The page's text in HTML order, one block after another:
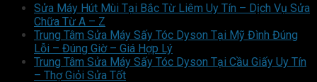
Sửa Máy Hút Mùi Tại Bắc Từ Liêm Uy Tín – Dịch Vụ Sửa
Chữa Từ A – Z
Trung Tâm Sửa Máy Sấy Tóc Dyson Tại Mỹ Đình Đúng
Lỗi – Đúng Giờ – Giá Hợp Lý
Trung Tâm Sửa Máy Sấy Tóc Dyson Tại Cầu Giấy Uy Tín
– Thợ Giỏi Sửa Tốt